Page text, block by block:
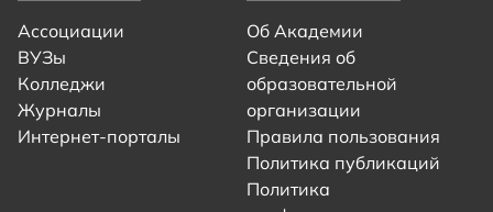
Ассоциации
ВУЗы
Колледжи
Журналы
Интернет-порталы
Об Академии
Сведения об
образовательной
организации
Правила пользования
Политика публикаций
Политика